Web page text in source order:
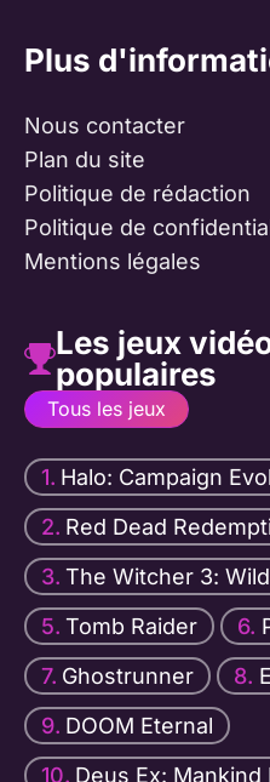
Plus
Nous contacter
Plan du site
Politique de rédaction
Politique de
Mentions légales
Les jeux
populaires
Tous les jeux
Halo: Campaign
Red Dead
The Witcher 3:
Tomb Raider
Ghostrunner
DOOM Eternal
Deus Ex: Mankind